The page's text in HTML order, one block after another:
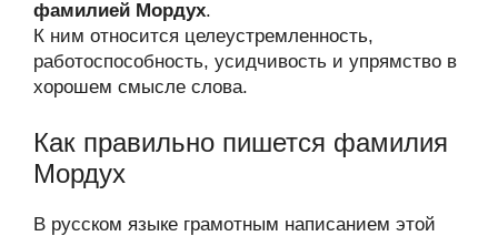
фамилией Мордух.
К ним относится целеустремленность,
работоспособность, усидчивость и упрямство в
хорошем смысле слова.
Как правильно пишется фамилия
Мордух
В русском языке грамотным написанием этой